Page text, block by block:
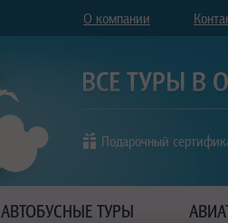
О компании
Подарочный
АВТОБУСНЫЕ ТУРЫ